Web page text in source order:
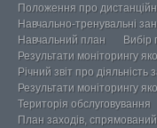
Положення про
Навчально-тренувальні
Навчальний план
Вибір
Результати моніторингу
Річний звіт про діяльність
Результати моніторингу
Територія обслуговування
План заходів,